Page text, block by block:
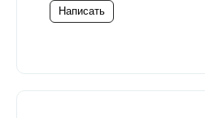
Написать